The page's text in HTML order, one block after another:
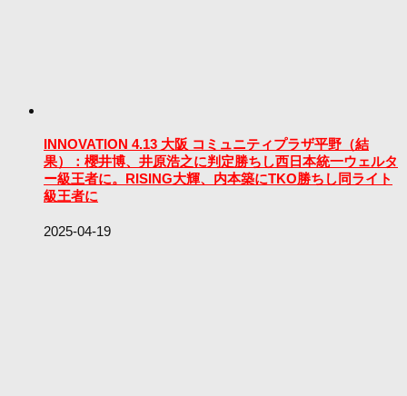
INNOVATION 4.13 大阪 コミュニティプラザ平野（結
果）：櫻井博、井原浩之に判定勝ちし西日本統一ウェルタ
ー級王者に。RISING大輝、内本築にTKO勝ちし同ライト
級王者に
2025-04-19